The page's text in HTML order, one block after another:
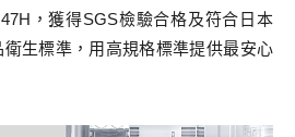
，獲得SGS檢驗合格及符合日本
生標準，用高規格標準提供最安心